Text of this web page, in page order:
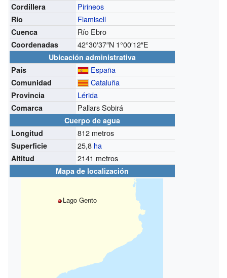
Cordillera
Pirineos
Río Flamisell
Cuenca Río Ebro
Coordenadas 42°30′37″N 1°00′12″E
Ubicación administrativa
País
España
Comunidad Cataluña
Provincia Lérida
Comarca Pallars Sobirá
Cuerpo de agua
Longitud
812 metros
Superficie 25,8 ha
Altitud 2141 metros
Mapa de localización
Lago Gento